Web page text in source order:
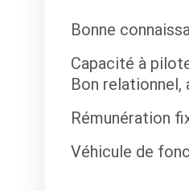
Bonne
Capacité à
Bon relationnel,
Rémunération
Véhicule de